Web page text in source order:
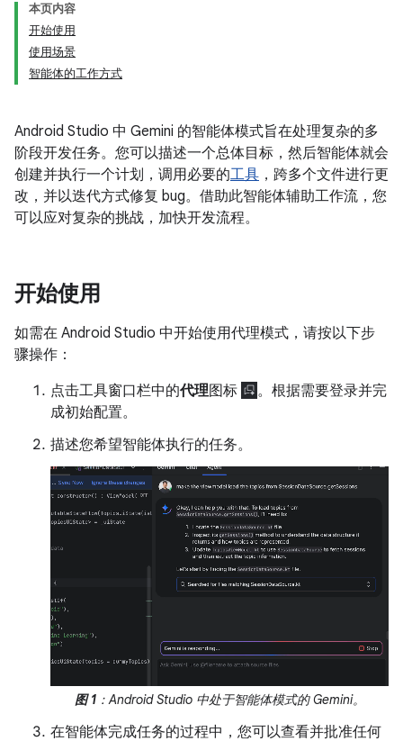
本页内容
开始使用
使用场景
智能体的工作方式
Android Studio 中 Gemini 的智能体模式旨在处理复杂的多
阶段开发任务。您可以描述一个总体目标，然后智能体就会
创建并执行一个计划，调用必要的工具 ，跨多个文件进行更
改，并以迭代方式修复 bug。借助此智能体辅助工作流，您
可以应对复杂的挑战，加快开发流程。
开始使用
如需在 Android Studio 中开始使用代理模式，请按以下步
骤操作：
点击工具窗口栏中的代理图标
。根据需要登录并完
成初始配置。
描述您希望智能体执行的任务。
图 1：Android Studio 中处于智能体模式的 Gemini。
在智能体完成任务的过程中，您可以查看并批准任何